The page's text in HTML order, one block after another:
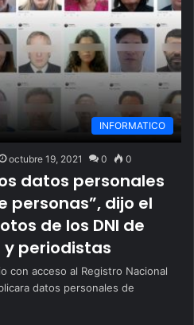
INFORMATICO
octubre 19, 2021 0 0
datos personales
personas”, dijo el
de los DNI de
periodistas
con acceso al Registro Nacional
datos personales de